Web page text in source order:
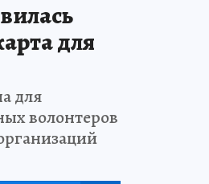
для
для
волонтеров